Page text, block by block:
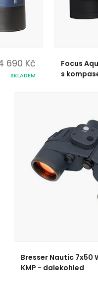
690 Kč
SKLADEM
Focus
s
Bresser Nautic 7x50
KMP - dalekohled